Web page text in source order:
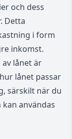
och dess
Detta
i form
inkomst.
lånet är
lånet passar
särskilt när du
användas